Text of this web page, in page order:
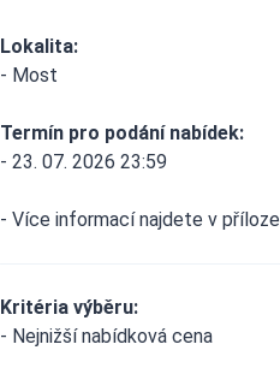
Lokalita:
- Most
Termín pro podání nabídek:
- 23. 07. 2026 23:59
- Více informací najdete v příloze
Kritéria výběru:
- Nejnižší nabídková cena